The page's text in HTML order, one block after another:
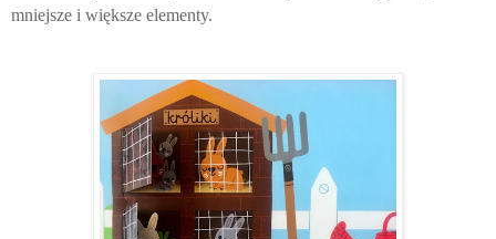
mniejsze i większe elementy.